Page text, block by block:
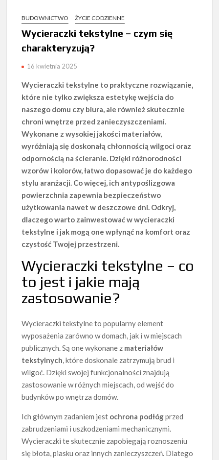
BUDOWNICTWO ŻYCIE CODZIENNE
Wycieraczki tekstylne – czym się
charakteryzują?
16 kwietnia 2025
Wycieraczki tekstylne to praktyczne rozwiązanie,
które nie tylko zwiększa estetykę wejścia do
naszego domu czy biura, ale również skutecznie
chroni wnętrze przed zanieczyszczeniami.
Wykonane z wysokiej jakości materiałów,
wyróżniają się doskonałą chłonnością wilgoci oraz
odpornością na ścieranie. Dzięki różnorodności
wzorów i kolorów, łatwo dopasować je do każdego
stylu aranżacji. Co więcej, ich antypoślizgowa
powierzchnia zapewnia bezpieczeństwo
użytkowania nawet w deszczowe dni. Odkryj,
dlaczego warto zainwestować w wycieraczki
tekstylne i jak mogą one wpłynąć na komfort oraz
czystość Twojej przestrzeni.
Wycieraczki tekstylne – co
to jest i jakie mają
zastosowanie?
Wycieraczki tekstylne to popularny element
wyposażenia zarówno w domach, jak i w miejscach
publicznych. Są one wykonane z materiałów
tekstylnych, które doskonale zatrzymują brud i
wilgoć. Dzięki swojej funkcjonalności znajdują
zastosowanie w różnych miejscach, od wejść do
budynków po wnętrza domów.
Ich głównym zadaniem jest ochrona podłógprzed
zabrudzeniami i uszkodzeniami mechanicznymi.
Wycieraczki te skutecznie zapobiegają roznoszeniu
się błota, piasku oraz innych zanieczyszczeń. Dlatego